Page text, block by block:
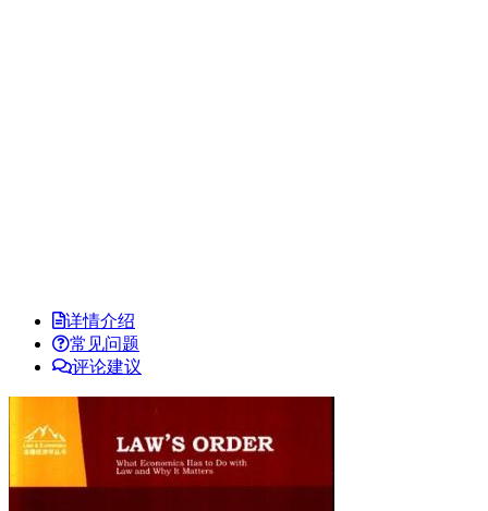
详情介绍
常见问题
评论建议